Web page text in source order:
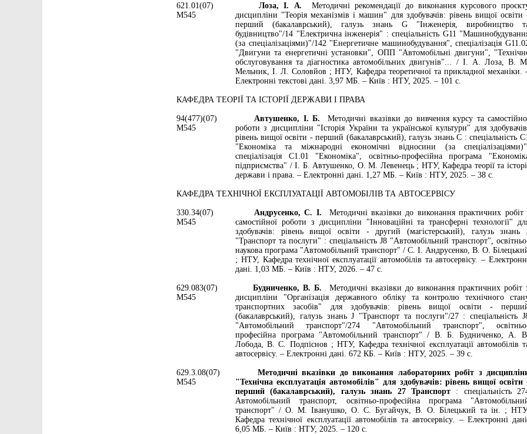
621.01(07)
М545
Лоза, І. А. Методичні рекомендації до виконання курсового
дисципліни "Теорія механізмів і машин" для здобувачів: рівень вищої освіти
перший (бакалаврський), галузь знань G "Інженерія, виробництво
будівництво"/14 "Електрична інженерія" : спеціальність G11
(за спеціалізаціями)"/142 "Енергетичне машинобудування", спеціалізація
"Двигуни та енергетичні установки", ОПП "Автомобільні двигуни",
обслуговування та діагностика автомобільних двигунів"... / І. А. Лоза, В. М.
Мельник, І. Л. Соловйов ; НТУ, Кафедра теоретичної та прикладної механіки.
Електронні текстові дані. 3,97 МБ. – Київ : НТУ, 2025. – 101 с.
КАФЕДРА ТЕОРІЇ ТА ІСТОРІЇ ДЕРЖАВИ І ПРАВА
94(477)(07)
М545
Автушенко, І. Б.Методичні вказівки до вивчення курсу та
роботи з дисципліни "Історія України та української культури" для
рівень вищої освіти - перший (бакалаврський), галузь знань С : спеціальність С1
"Економіка та міжнародні економічні відносини (за спеціалізаціями)",
спеціалізація С1.01 "Економіка", освітньо-професійна програма
підприємства" / І. Б. Автушенко, О. М. Левенець ; НТУ, Кафедра теорії та
держави і права. – Електронні дані. 1,27 МБ. – Київ : НТУ, 2025. – 38 с.
КАФЕДРА ТЕХНІЧНОЇ ЕКСПЛУАТАЦІЇ АВТОМОБІЛІВ ТА АВТОСЕРВІСУ
330.34(07)
М545
Андрусенко, С. І. Методичні вказівки до виконання практичних робіт
самостійної роботи з дисципліни "Інноваційні та трансферні технології"
здобувачів: рівень вищої освіти - другий (магістерський), галузь знань
"Транспорт та послуги" : спеціальність J8 "Автомобільний транспорт",
наукова програма "Автомобільний транспорт" / С. І. Андрусенко, В. О.
; НТУ, Кафедра технічної експлуатації автомобілів та автосервісу. –
дані. 1,03 МБ. – Київ : НТУ, 2026. – 47 с.
629.083(07)
М545
Будниченко, В. Б. Методичні вказівки до виконання практичних робіт
дисципліни "Організація державного обліку та контролю технічного
транспортних засобів" для здобувачів: рівень вищої освіти -
(бакалаврський), галузь знань J "Транспорт та послуги"/27 : спеціальність
"Автомобільний транспорт"/274 "Автомобільний транспорт",
професійна програма "Автомобільний транспорт" / В. Б. Будниченко, А. В.
Лобода, В. С. Подпіснов ; НТУ, Кафедра технічної експлуатації автомобілів
автосервісу. – Електронні дані. 672 КБ. – Київ : НТУ, 2025. – 39 с.
629.3.08(07)
М545
Методичні вказівки до виконання лабораторних робіт з
"Технічна експлуатація автомобілів" для здобувачів: рівень вищої освіти
перший (бакалаврський), галузь знань 27 Транспорт: спеціальність
Автомобільний транспорт, освітньо-професійна програма
транспорт" / О. М. Іванушко, О. С. Бугайчук, В. О. Білецький та ін. ;
Кафедра технічної експлуатації автомобілів та автосервісу. – Електронні дані.
6,05 МБ. – Київ : НТУ, 2025. – 120 с.